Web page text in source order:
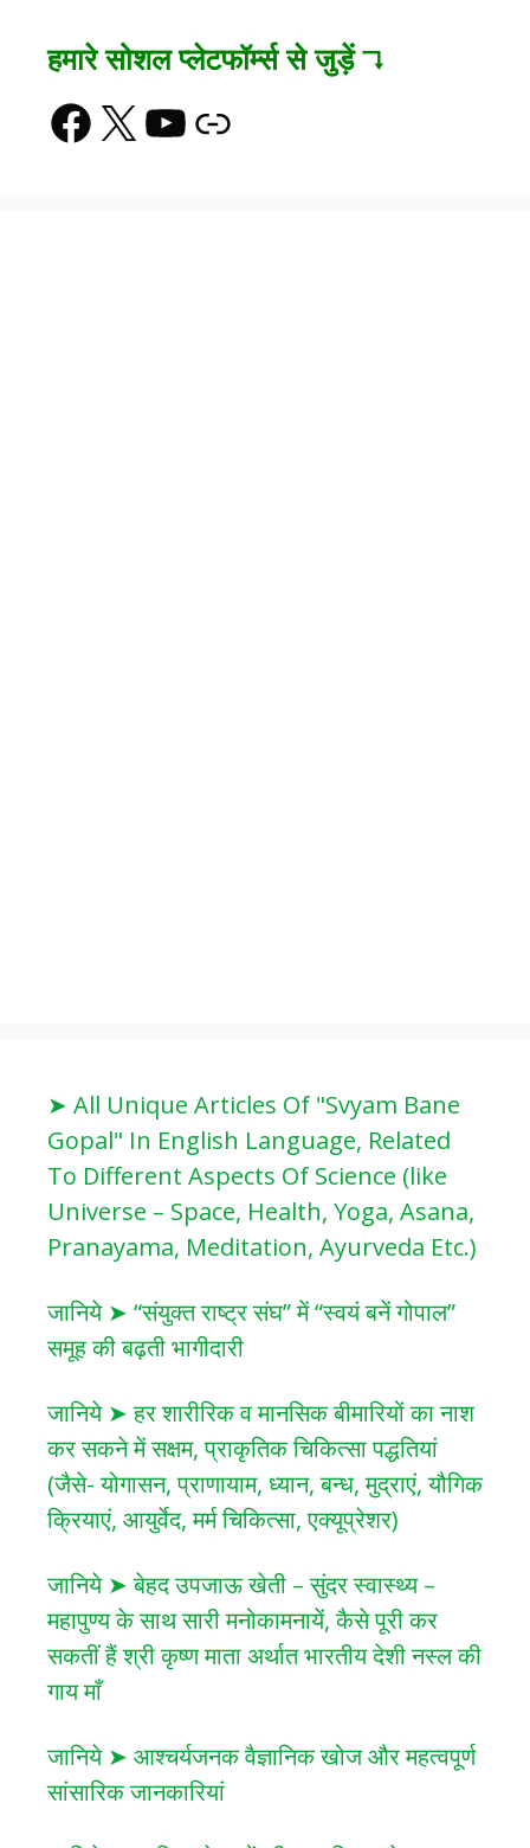
हमारे सोशल प्लेटफॉर्म्स से जुड़ें ↴
Facebook
X YouTube
Link
➤ All Unique Articles Of "Svyam Bane
Gopal" In English Language, Related
To Different Aspects Of Science (like
Universe – Space, Health, Yoga, Asana,
Pranayama, Meditation, Ayurveda Etc.)
जानिये ➤ “संयुक्त राष्ट्र संघ” में “स्वयं बनें गोपाल”
समूह की बढ़ती भागीदारी
जानिये ➤ हर शारीरिक व मानसिक बीमारियों का नाश
कर सकने में सक्षम, प्राकृतिक चिकित्सा पद्धतियां
(जैसे- योगासन, प्राणायाम, ध्यान, बन्ध, मुद्राएं, यौगिक
क्रियाएं, आयुर्वेद, मर्म चिकित्सा, एक्यूप्रेशर)
जानिये ➤ बेहद उपजाऊ खेती – सुंदर स्वास्थ्य –
महापुण्य के साथ सारी मनोकामनायें, कैसे पूरी कर
सकतीं हैं श्री कृष्ण माता अर्थात भारतीय देशी नस्ल की
गाय माँ
जानिये ➤ आश्चर्यजनक वैज्ञानिक खोज और महत्वपूर्ण
सांसारिक जानकारियां